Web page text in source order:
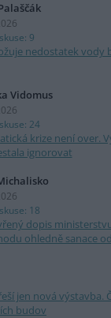
9
nedostatek vody
Vidomus
24
krize není over.
ignorovat
18
dopis
ohledně sanace
jen nová výstavba.
budov